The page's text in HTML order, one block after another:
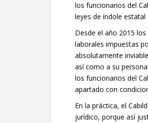
los funcionarios del
leyes de índole estatal
Desde el año 2015
laborales impuestas
absolutamente
así como a su
los funcionarios del
apartado con
En la práctica, el
jurídico, porque así